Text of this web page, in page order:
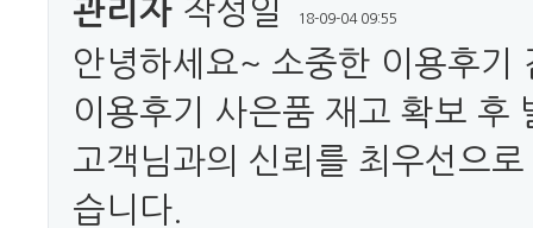
관리자 작성일 18-09-04 09:55
안녕하세요~ 소중한 이용후기
이용후기 사은품 재고 확보 후
고객님과의 신뢰를 최우선으
습니다.